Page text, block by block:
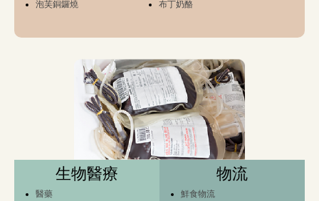
泡芙銅鑼燒
布丁奶酪
生物醫療
醫藥
物流
鮮食物流